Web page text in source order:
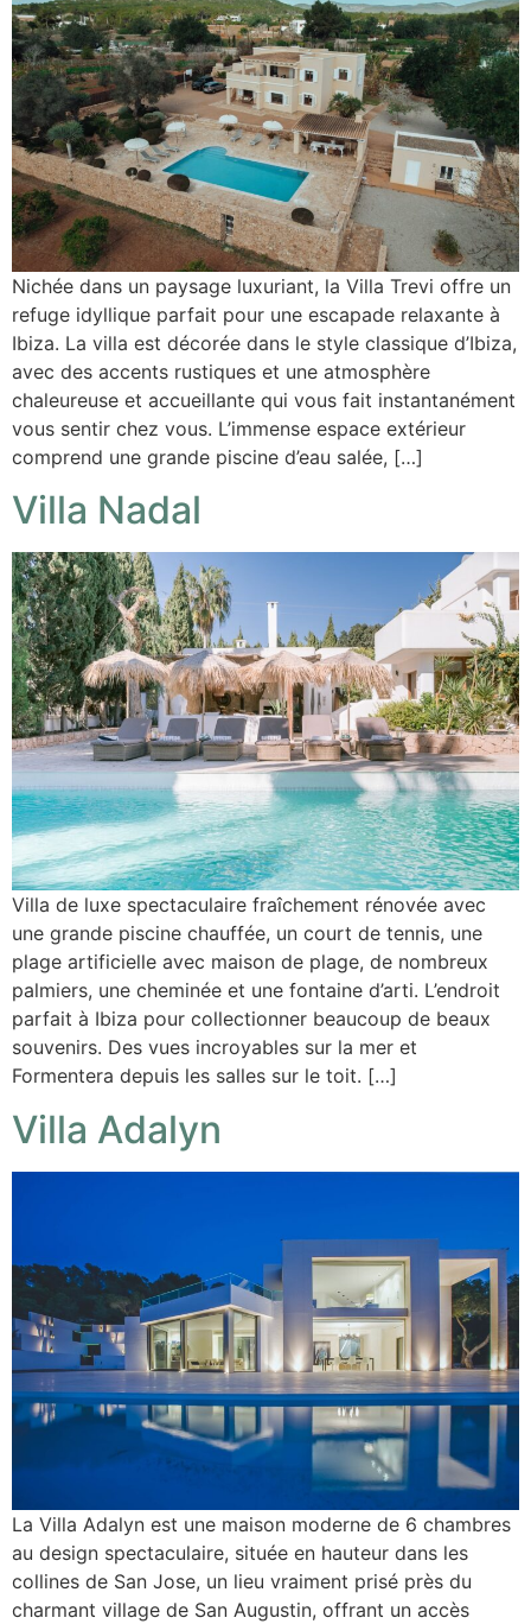
Nichée dans un paysage luxuriant, la Villa Trevi offre un
refuge idyllique parfait pour une escapade relaxante à
Ibiza. La villa est décorée dans le style classique d’Ibiza,
avec des accents rustiques et une atmosphère
chaleureuse et accueillante qui vous fait instantanément
vous sentir chez vous. L’immense espace extérieur
comprend une grande piscine d’eau salée, […]
Villa Nadal
Villa de luxe spectaculaire fraîchement rénovée avec
une grande piscine chauffée, un court de tennis, une
plage artificielle avec maison de plage, de nombreux
palmiers, une cheminée et une fontaine d’arti. L’endroit
parfait à Ibiza pour collectionner beaucoup de beaux
souvenirs. Des vues incroyables sur la mer et
Formentera depuis les salles sur le toit. […]
Villa Adalyn
La Villa Adalyn est une maison moderne de 6 chambres
au design spectaculaire, située en hauteur dans les
collines de San Jose, un lieu vraiment prisé près du
charmant village de San Augustin, offrant un accès